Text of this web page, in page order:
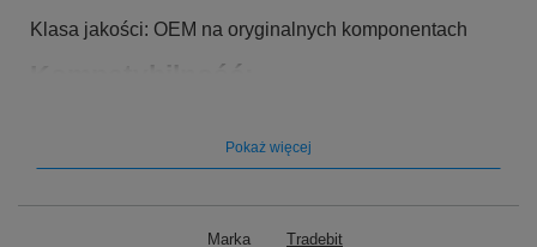
Klasa jakości: OEM na oryginalnych komponentach
Kompatybilność:
Pokaż więcej
Marka Tradebit